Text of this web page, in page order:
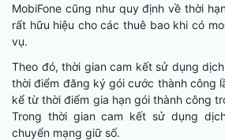
MobiFone cũng như quy định về thời
rất hữu hiệu cho các thuê bao khi có
vụ.
Theo đó, thời gian cam kết sử dụng
thời điểm đăng ký gói cước thành công
kể từ thời điểm gia hạn gói thành công
Trong thời gian cam kết sử dụng
chuyển mạng giữ số.